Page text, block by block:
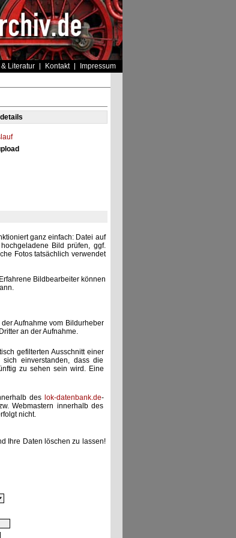
Literatur Kontakt Impressum
ganz einfach: Datei auf
Bild prüfen, ggf.
Fotos tatsächlich verwendet
Bildbearbeiter können
Aufnahme vom Bildurheber
an der Aufnahme.
gefilterten Ausschnitt einer
einverstanden, dass die
zu sehen sein wird. Eine
des lok-datenbank.de-
Webmastern innerhalb des
nicht.
Ihre Daten löschen zu lassen!